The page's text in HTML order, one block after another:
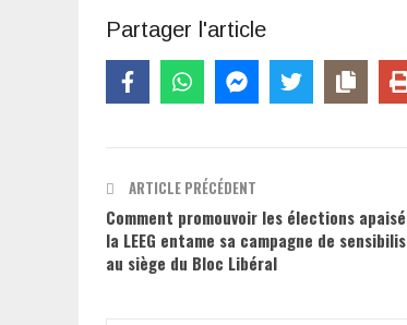
Partager l'article
ARTICLE PRÉCÉDENT
Comment promouvoir les élections
la LEEG entame sa campagne de
au siège du Bloc Libéral